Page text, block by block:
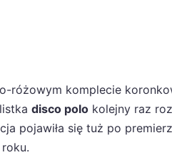
różowym komplecie
disco polo kolejny raz
pojawiła się tuż po